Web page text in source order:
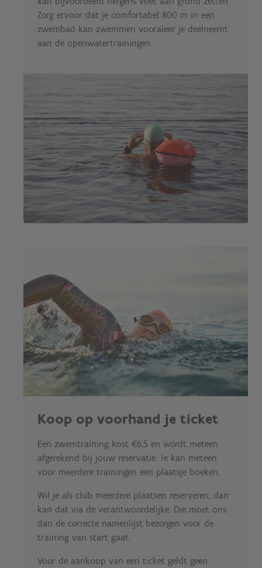
Zorg ervoor dat je comfortabel 800 m in een
zwembad kan zwemmen vooraleer je deelneemt
aan de openwatertrainingen.
Koop op voorhand je ticket
Een zwemtraining kost €6,5 en wordt meteen
afgerekend bij jouw reservatie. Je kan meteen
voor meerdere trainingen een plaatsje boeken.
Wil je als club meerdere plaatsen reserveren, dan
kan dat via de verantwoordelijke. Die moet ons
dan de correcte namenlijst bezorgen voor de
training van start gaat.
Voor de aankoop van een ticket geldt geen